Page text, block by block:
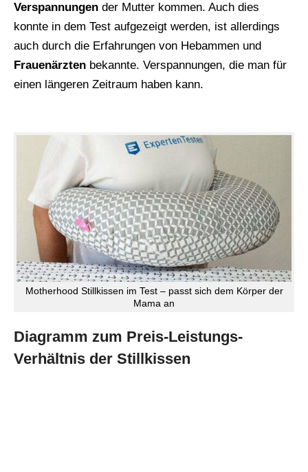
Verspannungen der Mutter kommen. Auch dies
konnte in dem Test aufgezeigt werden, ist allerdings
auch durch die Erfahrungen von Hebammen und
Frauenärzten bekannte. Verspannungen, die man für
einen längeren Zeitraum haben kann.
Motherhood Stillkissen im Test – passt sich dem Körper der
Mama an
Diagramm zum Preis-Leistungs-
Verhältnis der Stillkissen